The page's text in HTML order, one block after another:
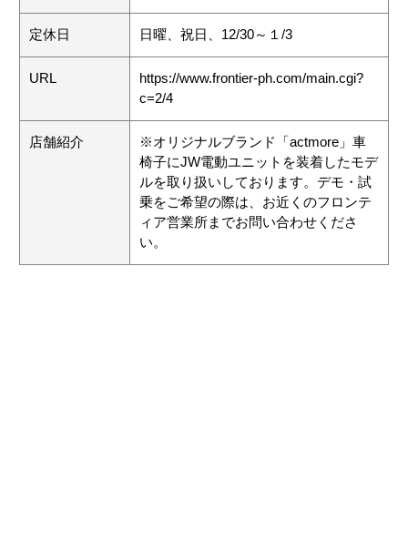
定休日 日曜、祝日、12/30～１/3
URL
https://www.frontier-ph.com/main.cgi?
c=2/4
店舗紹介
※オリジナルブランド「actmore」車
椅子にJW電動ユニットを装着したモデ
ルを取り扱いしております。デモ・試
乗をご希望の際は、お近くのフロンテ
ィア営業所までお問い合わせくださ
い。